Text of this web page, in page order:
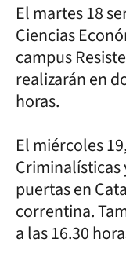
El martes 18
Ciencias
campus
realizarán en
horas.
El miércoles
Criminalísticas
puertas en
correntina.
a las 16.30